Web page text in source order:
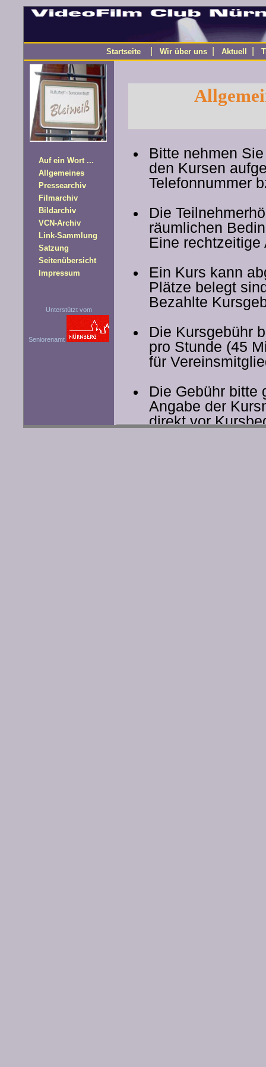
Startseite Wir über uns Aktuell
Auf ein Wort ...
Allgemeines
Pressearchiv
Filmarchiv
Bildarchiv
VCN-Archiv
Link-Sammlung
Satzung
Seitenübersicht
Impressum
Unterstützt vom
Seniorenamt
Bitte nehmen
den Kursen
Telefonnummer
Die
räumlichen
Eine
Ein Kurs kann
Plätze belegt
Bezahlte
Die Kursgebühr
pro Stunde (45
für
Die Gebühr bitte
Angabe der
direkt vor